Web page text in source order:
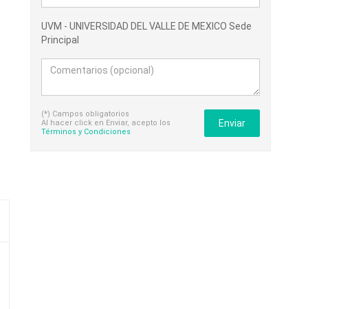
UVM - UNIVERSIDAD DEL VALLE DE MEXICO Sede
Principal
(*) Campos obligatorios
Al hacer click en Enviar, acepto los
Términos y Condiciones
Enviar